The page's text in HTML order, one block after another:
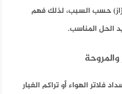
حسب السبب، لذلك فهم
الحل المناسب.
والمروحة
فلاتر الهواء أو تراكم الغبار